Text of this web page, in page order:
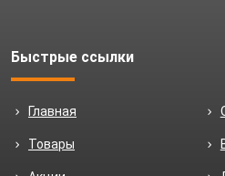
Быстрые ссылки
Главная
Товары